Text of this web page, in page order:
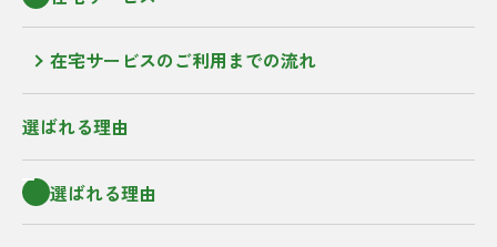
在宅サービスのご利用までの流れ
選ばれる理由
選ばれる理由